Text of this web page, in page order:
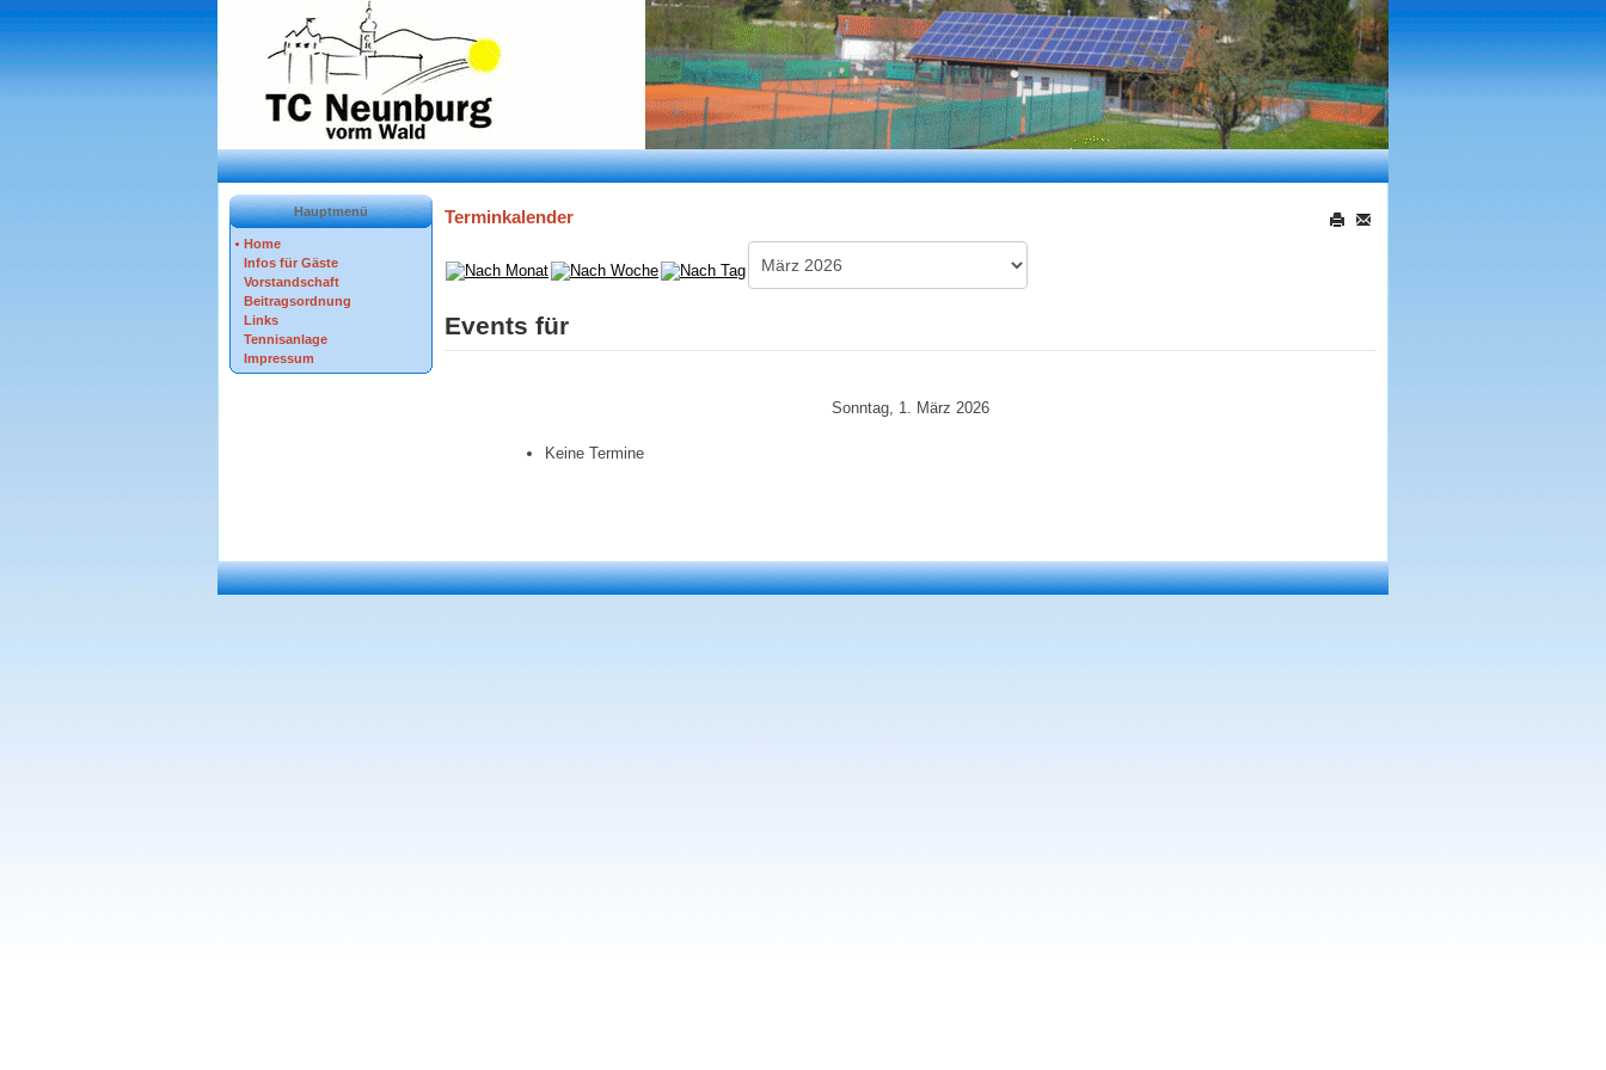
Hauptmenü
Home
Infos für Gäste
Vorstandschaft
Beitragsordnung
Links
Tennisanlage
Impressum
Terminkalender
Events für
Sonntag, 1. März 2026
Keine Termine